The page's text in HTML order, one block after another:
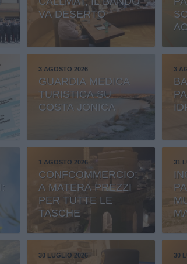
VA DESERTO
3 AGOSTO 2026
GUARDIA MEDICA
TURISTICA SU
COSTA JONICA
3
1 AGOSTO 2026
CONFCOMMERCIO:
A MATERA PREZZI
PER TUTTE LE
TASCHE
31
30 LUGLIO 2026 30